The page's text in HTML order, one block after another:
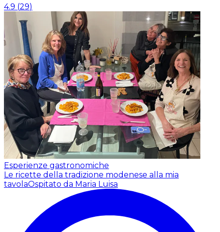
4.9 (29)
Esperienze gastronomiche
Le ricette della tradizione modenese alla mia
tavolaOspitato da Maria Luisa